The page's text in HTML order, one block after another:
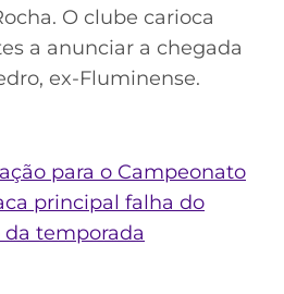
O clube carioca
a anunciar a chegada
ex-Fluminense.
para o Campeonato
principal falha do
temporada